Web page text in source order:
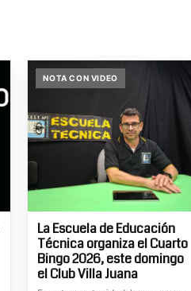
NOTA CON VIDEO
La Escuela de Educación
Técnica organiza el Cuarto
Bingo 2026, este domingo
el Club Villa Juana